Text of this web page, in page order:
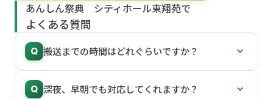
あんしん祭典 シティホール東翔苑で
よくある質問
Q 搬送までの時間はどれぐらいですか？
Q 深夜、早朝でも対応してくれますか？